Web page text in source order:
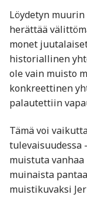
Löydetyn
herättää
monet
historiallinen
ole vain muisto
konkreettinen
palautettiin
Tämä voi
muistuta
muinaista
muistikuvaksi